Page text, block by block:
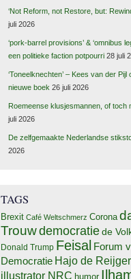
‘Not Reform, not Restore, but:
juli 2026
‘pork-barrel provisions’ & ‘omnibus
een politieke faction potpourri 28 juli
‘Toneelknechten’ – Kees van der Pijl
nieuwe boek 26 juli 2026
Roemeense klusjesmannen, of toch
juli 2026
De zelfgemaakte Nederlandse
2026
TAGS
Brexit Café Weltschmerz Corona
Trouwdemocratiede
Donald Trump Feisal Forum
Democratie Hajo de
illustrator NRC humor